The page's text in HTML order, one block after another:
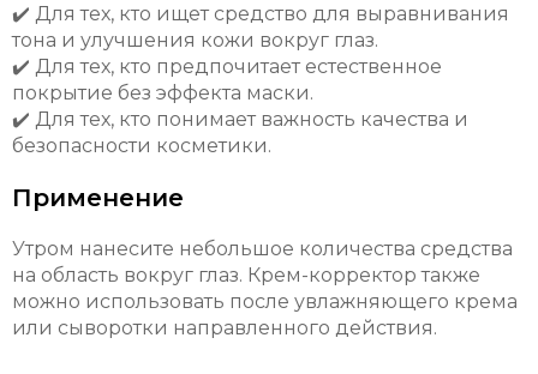
✔️ Для тех, кто ищет средство для выравнивания
тона и улучшения кожи вокруг глаз.
✔️ Для тех, кто предпочитает естественное
покрытие без эффекта маски.
✔️ Для тех, кто понимает важность качества и
безопасности косметики.
Применение
Утром нанесите небольшое количества средства
на область вокруг глаз. Крем-корректор также
можно использовать после увлажняющего крема
или сыворотки направленного действия.